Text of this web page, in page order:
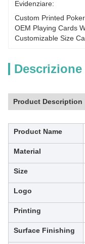
Evidenziare:
Custom Printed
OEM Playing Cards
Customizable Size
Product Description
Product Name
Material
Size
Logo
Printing
Surface Finishing